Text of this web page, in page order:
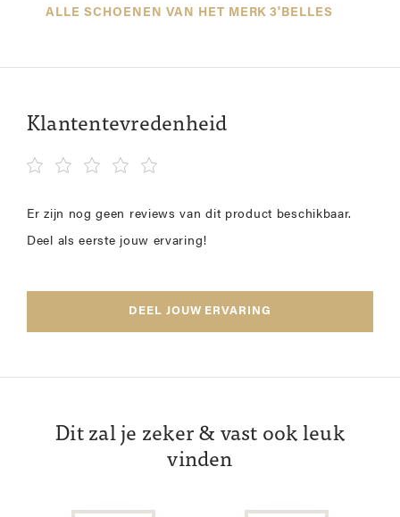
ALLE SCHOENEN VAN HET MERK 3'BELLES
Klantentevredenheid
Er zijn nog geen reviews van dit product beschikbaar.
Deel als eerste jouw ervaring!
DEEL JOUW ERVARING
Dit zal je zeker & vast ook leuk
vinden